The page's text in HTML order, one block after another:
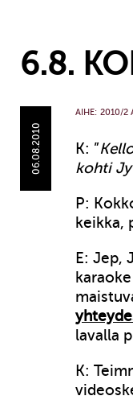
6.8.
06.08.2010
AIHE: 2010/2
K: ”
kohti
P:
keikka,
E: Jep,
lavalla
K: